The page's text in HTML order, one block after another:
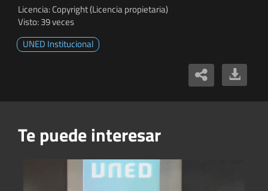
Licencia: Copyright (Licencia propietaria)
Visto: 39 veces
UNED Institucional
Te puede interesar